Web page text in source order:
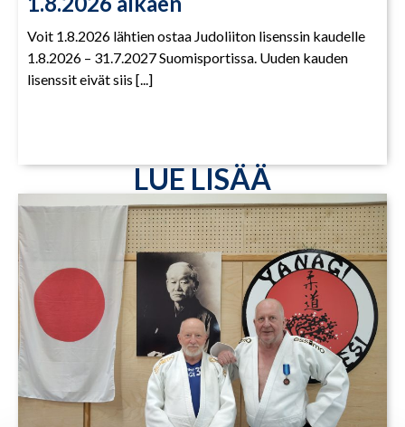
Voit 1.8.2026 lähtien ostaa Judoliiton lisenssin kaudelle
1.8.2026 – 31.7.2027 Suomisportissa. Uuden kauden
lisenssit eivät siis [...]
LUE LISÄÄ